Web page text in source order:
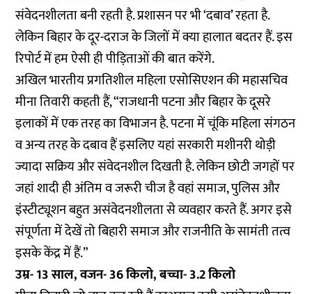
संवेदनशीलता बनी रहती है. प्रशासन पर भी ‘दबाव’ रहता है.
लेकिन बिहार के दूर-दराज के जिलों में क्या हालात बदतर हैं. इस
रिपोर्ट में हम ऐसी ही पीड़िताओं की बात करेंगे.
अखिल भारतीय प्रगतिशील महिला एसोसिएशन की महासचिव
मीना तिवारी कहती हैं, “राजधानी पटना और बिहार के दूसरे
इलाकों में एक तरह का विभाजन है. पटना में चूंकि महिला संगठन
व अन्य तरह के दबाव हैं इसलिए यहां सरकारी मशीनरी थोड़ी
ज्यादा सक्रिय और संवेदनशील दिखती है. लेकिन छोटी जगहों पर
जहां शादी ही अंतिम व जरूरी चीज है वहां समाज, पुलिस और
इंस्टीट्यूशन बहुत असंवेदनशीलता से व्यवहार करते हैं. अगर इसे
संपूर्णता में देखें तो बिहारी समाज और राजनीति के सामंती तत्व
इसके केंद्र में हैं.”
उम्र- 13 साल, वजन- 36 किलो, बच्चा- 3.2 किलो